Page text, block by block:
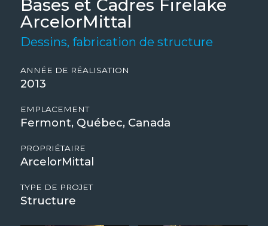
Bases et Cadres Firelake
ArcelorMittal
Dessins, fabrication de structure
ANNÉE DE RÉALISATION
2013
EMPLACEMENT
Fermont, Québec, Canada
PROPRIÉTAIRE
ArcelorMittal
TYPE DE PROJET
Structure